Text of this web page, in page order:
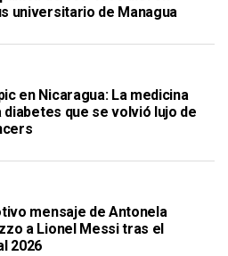
universitario de Managua
en Nicaragua: La medicina
diabetes que se volvió lujo de
mensaje de Antonela
a Lionel Messi tras el
2026